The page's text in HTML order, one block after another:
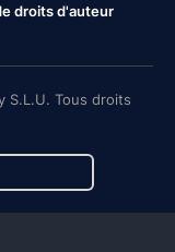
droits d'auteur
S.L.U. Tous droits